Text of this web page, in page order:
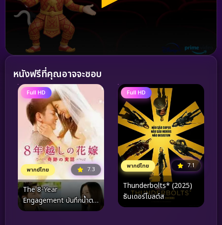
หนังฟรีที่คุณอาจจะชอบ
Full HD
พากย์ไทย 7.3
The 8-Year
Engagement บันทึกน้ำตา
รัก 8 ปี (2017)
Full HD
พากย์ไทย 7.1
Thunderbolts* (2025)
ธันเดอร์โบลต์ส